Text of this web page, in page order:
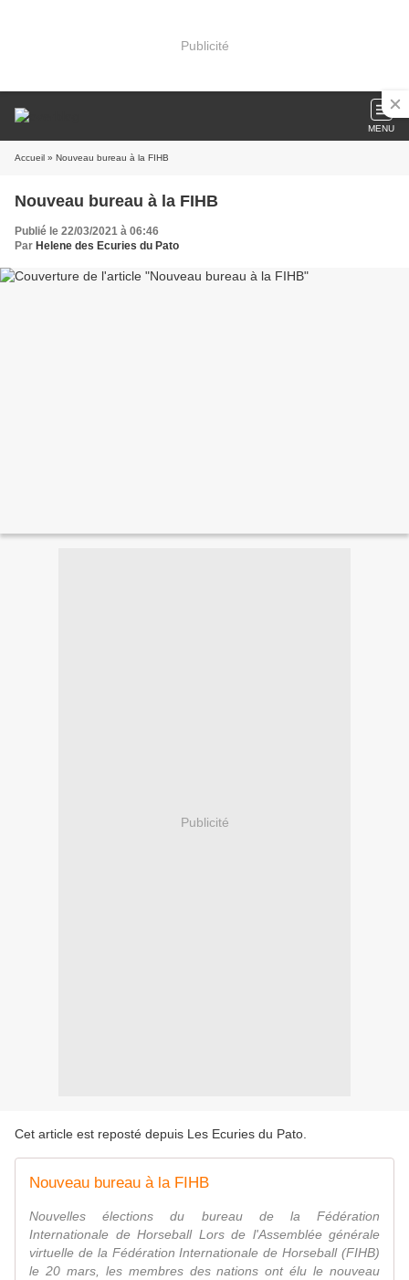
Publicité
MENU
Accueil » Nouveau bureau à la FIHB
Nouveau bureau à la FIHB
Publié le 22/03/2021 à 06:46
Par Helene des Ecuries du Pato
Publicité
Cet article est reposté depuis Les Ecuries du Pato
Nouveau bureau à la FIHB
Nouvelles élections du bureau de la Fédération
Internationale de Horseball Lors de l'Assemblée générale
virtuelle de la Fédération Internationale de Horseball (FIHB)
le 20 mars, les membres des nations ont élu le nouveau